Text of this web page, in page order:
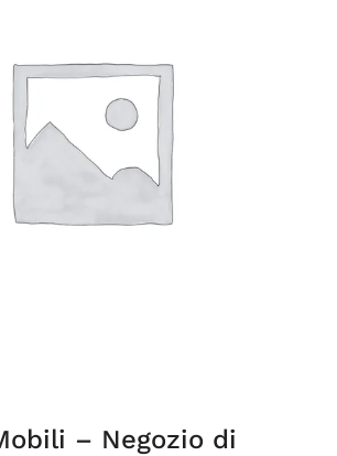
– Negozio di